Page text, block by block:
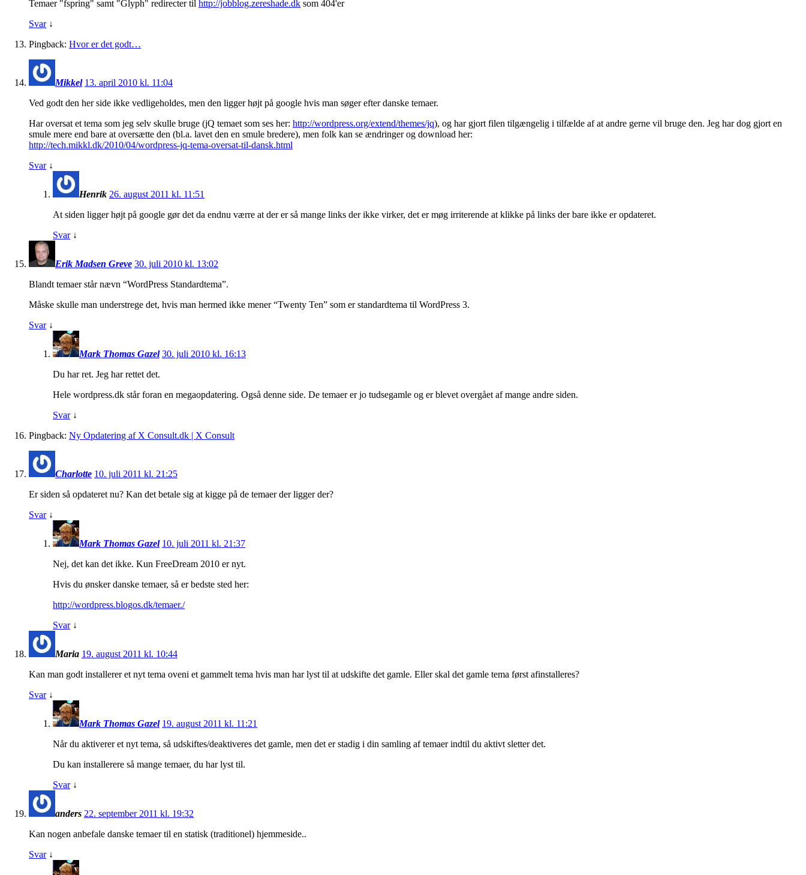
Temaer "fspring" samt "Glyph" redirecter til http://jobblog.zereshade.dk som 404'er
Svar ↓
Pingback: Hvor er det godt…
Mikkel 13. april 2010 kl. 11:04
Ved godt den her side ikke vedligeholdes, men den ligger højt på google hvis man søger efter danske temaer.
Har oversat et tema som jeg selv skulle bruge (jQ temaet som ses her: http://wordpress.org/extend/themes/jq), og har gjort filen tilgængelig i tilfælde af at andre gerne vil bruge den. Jeg har dog gjort en
smule mere end bare at oversætte den (bl.a. lavet den en smule bredere), men folk kan se ændringer og download her:
http://tech.mikkl.dk/2010/04/wordpress-jq-tema-oversat-til-dansk.html
Svar ↓
Henrik 26. august 2011 kl. 11:51
At siden ligger højt på google gør det da endnu værre at der er så mange links der ikke virker, det er møg irriterende at klikke på links der bare ikke er opdateret.
Svar ↓
Erik Madsen Greve 30. juli 2010 kl. 13:02
Blandt temaer står nævn “WordPress Standardtema”.
Måske skulle man understrege det, hvis man hermed ikke mener “Twenty Ten” som er standardtema til WordPress 3.
Svar ↓
Mark Thomas Gazel 30. juli 2010 kl. 16:13
Du har ret. Jeg har rettet det.
Hele wordpress.dk står foran en megaopdatering. Også denne side. De temaer er jo tudsegamle og er blevet overgået af mange andre siden.
Svar ↓
Pingback: Ny Opdatering af X Consult.dk | X Consult
Charlotte 10. juli 2011 kl. 21:25
Er siden så opdateret nu? Kan det betale sig at kigge på de temaer der ligger der?
Svar ↓
Mark Thomas Gazel 10. juli 2011 kl. 21:37
Nej, det kan det ikke. Kun FreeDream 2010 er nyt.
Hvis du ønsker danske temaer, så er bedste sted her:
http://wordpress.blogos.dk/temaer./
Svar ↓
Maria 19. august 2011 kl. 10:44
Kan man godt installerer et nyt tema oveni et gammelt tema hvis man har lyst til at udskifte det gamle. Eller skal det gamle tema først afinstalleres?
Svar ↓
Mark Thomas Gazel 19. august 2011 kl. 11:21
Når du aktiverer et nyt tema, så udskiftes/deaktiveres det gamle, men det er stadig i din samling af temaer indtil du aktivt sletter det.
Du kan installerere så mange temaer, du har lyst til.
Svar ↓
anders 22. september 2011 kl. 19:32
Kan nogen anbefale danske temaer til en statisk (traditionel) hjemmeside..
Svar ↓